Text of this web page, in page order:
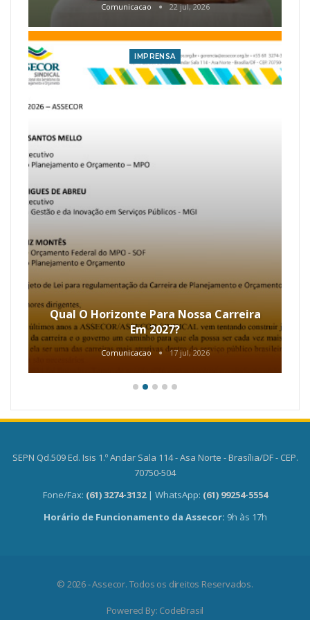
Comunicacao 22 jul, 2026
IMPRENSA
Qual O Horizonte Para Nossa Carreira
Em 2027?
Comunicacao 17 jul, 2026
SEPN Qd.509 Ed. Isis 1.º Andar Sala 114 - Asa Norte - Brasília/DF - CEP.
70750-504
Fone/Fax: (61) 3274-3132 | WhatsApp: (61) 99254-5554
Horário de Funcionamento da Assecor: 9h às 17h
© 2026 - Assecor. Todos os direitos Reservados.
Powered By: CodeBrasil